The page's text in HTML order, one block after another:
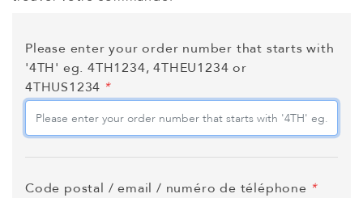
Please enter your order number that starts with
'4TH' eg. 4TH1234, 4THEU1234 or
4THUS1234 *
Code postal / email / numéro de téléphone *